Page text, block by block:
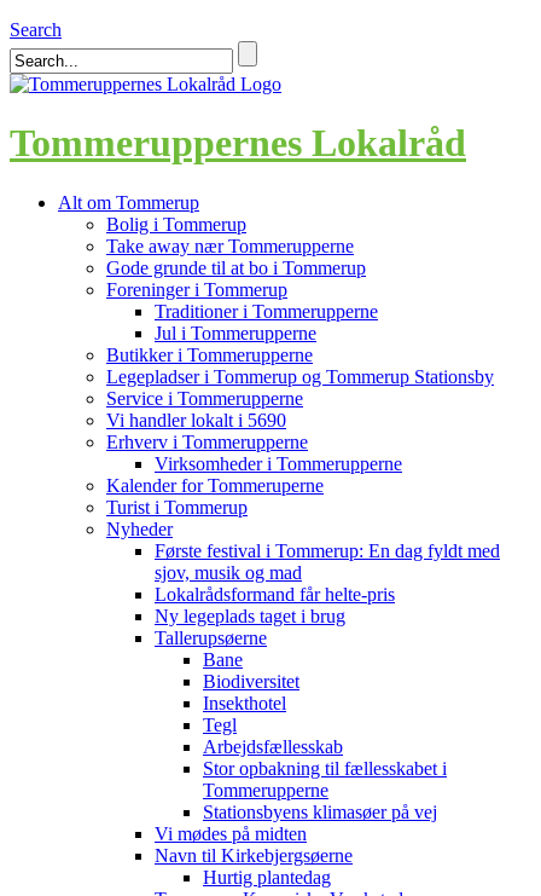
Search
Tommeruppernes Lokalråd
Alt om Tommerup
Bolig i Tommerup
Take away nær Tommerupperne
Gode grunde til at bo i Tommerup
Foreninger i Tommerup
Traditioner i Tommerupperne
Jul i Tommerupperne
Butikker i Tommerupperne
Legepladser i Tommerup og Tommerup Stationsby
Service i Tommerupperne
Vi handler lokalt i 5690
Erhverv i Tommerupperne
Virksomheder i Tommerupperne
Kalender for Tommeruperne
Turist i Tommerup
Nyheder
Første festival i Tommerup: En dag fyldt med
sjov, musik og mad
Lokalrådsformand får helte-pris
Ny legeplads taget i brug
Tallerupsøerne
Bane
Biodiversitet
Insekthotel
Tegl
Arbejdsfællesskab
Stor opbakning til fællesskabet i
Tommerupperne
Stationsbyens klimasøer på vej
Vi mødes på midten
Navn til Kirkebjergsøerne
Hurtig plantedag